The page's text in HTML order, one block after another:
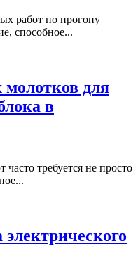
работ по прогону
способное...
молотков для
в
требуется не просто